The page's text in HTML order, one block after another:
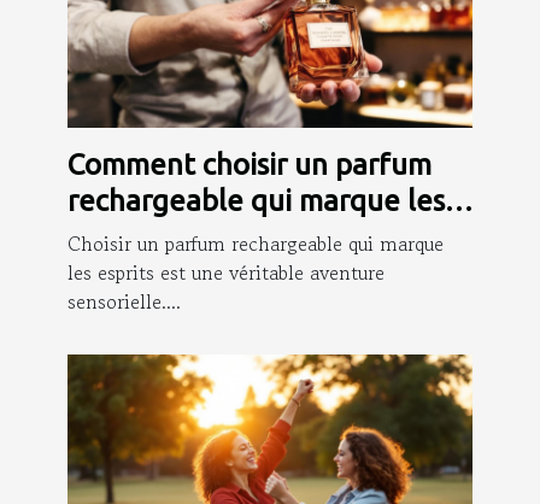
Comment choisir un parfum
rechargeable qui marque les
esprits ?
Choisir un parfum rechargeable qui marque
les esprits est une véritable aventure
sensorielle....